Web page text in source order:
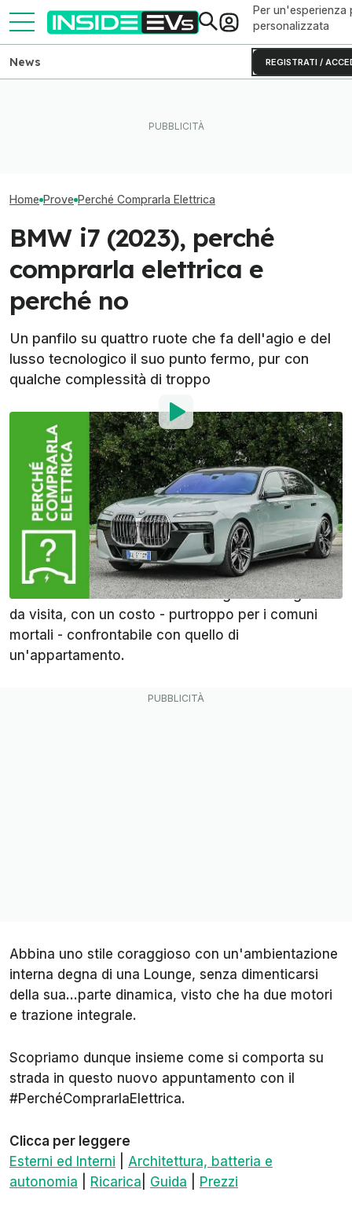
Per un'esperienza
personalizzata
REGISTRATI /
News
Home Prove Perché Comprarla Elettrica
BMW i7 (2023), perché
comprarla elettrica e
perché no
Un panfilo su quattro ruote che fa dell'agio e del
lusso tecnologico il suo punto fermo, pur con
qualche complessità di troppo
Di: Flavio Atzori
21 Gen 2023alle 08:00
Aggiungi InsideEVs alle
fonti preferite su Google
BMW i7
è uno degli oggetti più tecnologici che
vedrete in vita vostra. Per lo meno fin'ora ecco. E'
un'auto che fa del lusso e del rango il suo biglietto
da visita, con un costo - purtroppo per i comuni
mortali - confrontabile con quello di
un'appartamento.
Abbina uno stile coraggioso con un'ambientazione
interna degna di una Lounge, senza dimenticarsi
della sua...parte dinamica, visto che ha due motori
e trazione integrale.
Scopriamo dunque insieme come si comporta su
strada in questo nuovo appuntamento con il
#PerchéComprarlaElettrica.
Clicca per leggere
Esterni ed Interni
Architettura, batteria e
autonomia
Ricarica Guida Prezzi